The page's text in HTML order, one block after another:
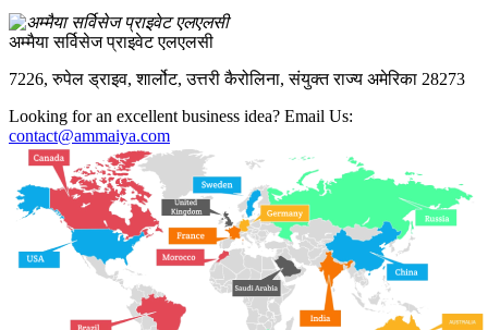
अम्मैया सर्विसेज प्राइवेट एलएलसी
7226, रुपेल ड्राइव, शार्लोट, उत्तरी कैरोलिना, संयुक्त राज्य अमेरिका 28273
Looking for an excellent business idea? Email Us:
contact@ammaiya.com